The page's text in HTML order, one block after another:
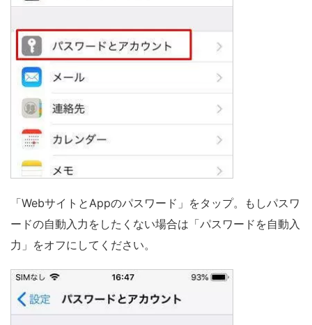
「WebサイトとAppのパスワード」をタップ。もしパスワ
ードの自動入力をしたくない場合は「パスワードを自動入
力」をオフにしてください。